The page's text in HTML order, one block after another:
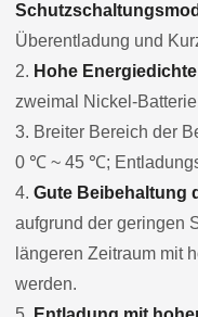
Überentladung und
2. Hohe
zweimal Nickel-
3. Breiter Bereich der
0 ℃ ~ 45 ℃;
4. Gute Beibehaltung
aufgrund der geringen
längeren Zeitraum mit
werden.